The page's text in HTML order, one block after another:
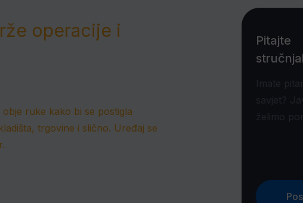
operacije i
ruke kako bi se postigla
trgovine i slično. Uređaj se
Pitajte